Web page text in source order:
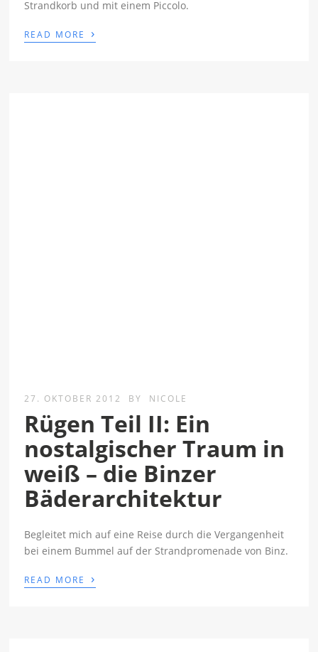
Strandkorb und mit einem Piccolo.
READ MORE ›
27. OKTOBER 2012 BY NICOLE
Rügen Teil II: Ein
nostalgischer Traum in
weiß – die Binzer
Bäderarchitektur
Begleitet mich auf eine Reise durch die Vergangenheit
bei einem Bummel auf der Strandpromenade von Binz.
READ MORE ›